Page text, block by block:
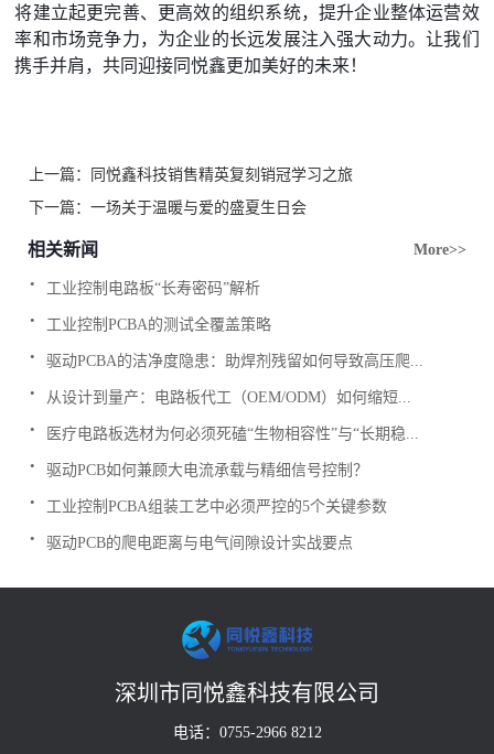
将建立起更完善、更高效的组织系统，提升企业整体运营效
率和市场竞争力，为企业的长远发展注入强大动力。让我们
携手并肩，共同迎接同悦鑫更加美好的未来！
上一篇：
同悦鑫科技销售精英复刻销冠学习之旅
下一篇：一场关于温暖与爱的盛夏生日会
相关新闻 More>>
工业控制电路板“长寿密码”解析
.
工业控制PCBA的测试全覆盖策略
.
驱动PCBA的洁净度隐患：助焊剂残留如何导致高压爬...
.
从设计到量产：电路板代工（OEM/ODM）如何缩短...
.
医疗电路板选材为何必须死磕“生物相容性”与“长期稳...
.
驱动PCB如何兼顾大电流承载与精细信号控制？
.
工业控制PCBA组装工艺中必须严控的5个关键参数
.
驱动PCB的爬电距离与电气间隙设计实战要点
.
深圳市同悦鑫科技有限公司
电话：0755-2966 8212